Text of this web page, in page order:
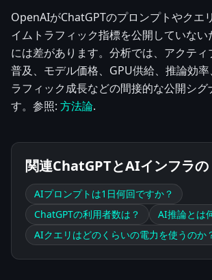
OpenAIがChatGPTのプロンプトやクエ
イムトラフィック指標を公開していな
には差があります。分析では、アクテ
普及、モデル価格、GPU供給、推論効率
ラフィック成長などの間接的な公開シグ
す。参照: 方法論.
関連ChatGPTとAIインフラの
AIプロンプトは1日何回ですか？
ChatGPTの利用者数は？
AI推論とは
AIクエリはどのくらいの電力を使うのか